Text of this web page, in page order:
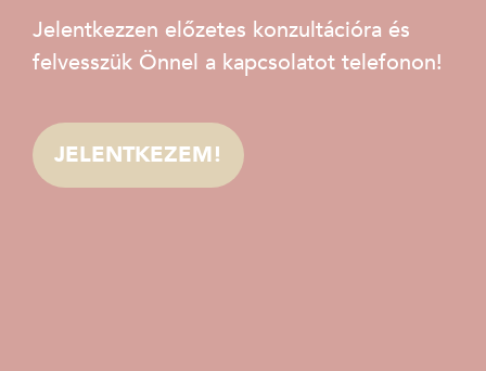
Jelentkezzen előzetes konzultációra és
felvesszük Önnel a kapcsolatot telefonon!
JELENTKEZEM!